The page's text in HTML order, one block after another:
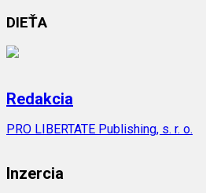
DIEŤA
Redakcia
PRO LIBERTATE Publishing, s. r. o.
Inzercia